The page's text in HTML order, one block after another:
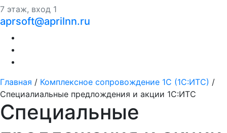
7 этаж, вход 1
aprsoft@aprilnn.ru
Главная / Комплексное сопровождение 1С (1С:ИТС) /
Специалиальные предлождения и акции 1С:ИТС
Специальные